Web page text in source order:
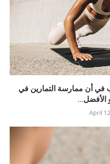
في أن ممارسة التمارين في
الأفضل...
April